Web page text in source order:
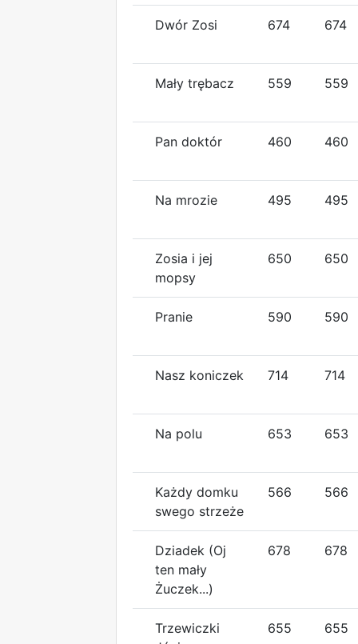
Dwór Zosi 674 674
Mały trębacz 559 559
Pan doktór 460 460
Na mrozie 495 495
Zosia i jej
mopsy
650 650
Pranie 590 590
Nasz koniczek 714 714
Na polu 653 653
Każdy domku
swego strzeże
566 566
Dziadek (Oj
ten mały
Żuczek...)
678 678
Trzewiczki
655 655